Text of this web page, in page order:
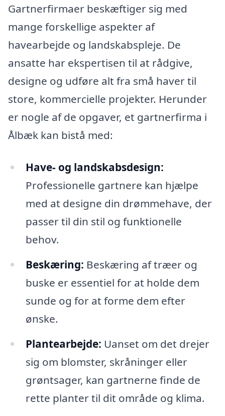
Gartnerfirmaer beskæftiger sig med
mange forskellige aspekter af
havearbejde og landskabspleje. De
ansatte har ekspertisen til at rådgive,
designe og udføre alt fra små haver til
store, kommercielle projekter. Herunder
er nogle af de opgaver, et gartnerfirma i
Ålbæk kan bistå med:
Have- og landskabsdesign:
Professionelle gartnere kan hjælpe
med at designe din drømmehave, der
passer til din stil og funktionelle
behov.
Beskæring: Beskæring af træer og
buske er essentiel for at holde dem
sunde og for at forme dem efter
ønske.
Plantearbejde: Uanset om det drejer
sig om blomster, skråninger eller
grøntsager, kan gartnerne finde de
rette planter til dit område og klima.